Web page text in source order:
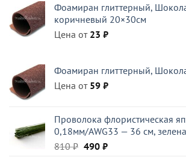
составляла
420 ₽.
294 ₽.
Фоамиран глиттерный,
коричневый 20×30см
Цена от 23 ₽
Фоамиран глиттерный,
Цена от 59 ₽
Проволока флористическая
0,18мм/AWG33 — 36 см,
810₽ Первоначальная
490 ₽Текущая